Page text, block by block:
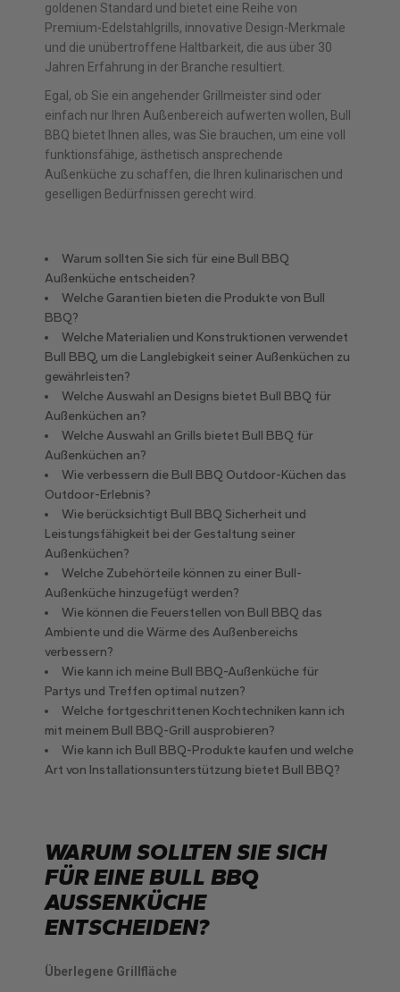
goldenen Standard und bietet eine Reihe von
Premium-Edelstahlgrills, innovative Design-Merkmale
und die unübertroffene Haltbarkeit, die aus über 30
Jahren Erfahrung in der Branche resultiert.
Egal, ob Sie ein angehender Grillmeister sind oder
einfach nur Ihren Außenbereich aufwerten wollen, Bull
BBQ bietet Ihnen alles, was Sie brauchen, um eine voll
funktionsfähige, ästhetisch ansprechende
Außenküche zu schaffen, die Ihren kulinarischen und
geselligen Bedürfnissen gerecht wird.
Warum sollten Sie sich für eine Bull BBQ
Außenküche entscheiden?
Welche Garantien bieten die Produkte von Bull
BBQ?
Welche Materialien und Konstruktionen verwendet
Bull BBQ, um die Langlebigkeit seiner Außenküchen zu
gewährleisten?
Welche Auswahl an Designs bietet Bull BBQ für
Außenküchen an?
Welche Auswahl an Grills bietet Bull BBQ für
Außenküchen an?
Wie verbessern die Bull BBQ Outdoor-Küchen das
Outdoor-Erlebnis?
Wie berücksichtigt Bull BBQ Sicherheit und
Leistungsfähigkeit bei der Gestaltung seiner
Außenküchen?
Welche Zubehörteile können zu einer Bull-
Außenküche hinzugefügt werden?
Wie können die Feuerstellen von Bull BBQ das
Ambiente und die Wärme des Außenbereichs
verbessern?
Wie kann ich meine Bull BBQ-Außenküche für
Partys und Treffen optimal nutzen?
Welche fortgeschrittenen Kochtechniken kann ich
mit meinem Bull BBQ-Grill ausprobieren?
Wie kann ich Bull BBQ-Produkte kaufen und welche
Art von Installationsunterstützung bietet Bull BBQ?
WARUM SOLLTEN SIE SICH
FÜR EINE BULL BBQ
AUSSENKÜCHE E
NTSCHEIDEN?
Überlegene Grillfläche